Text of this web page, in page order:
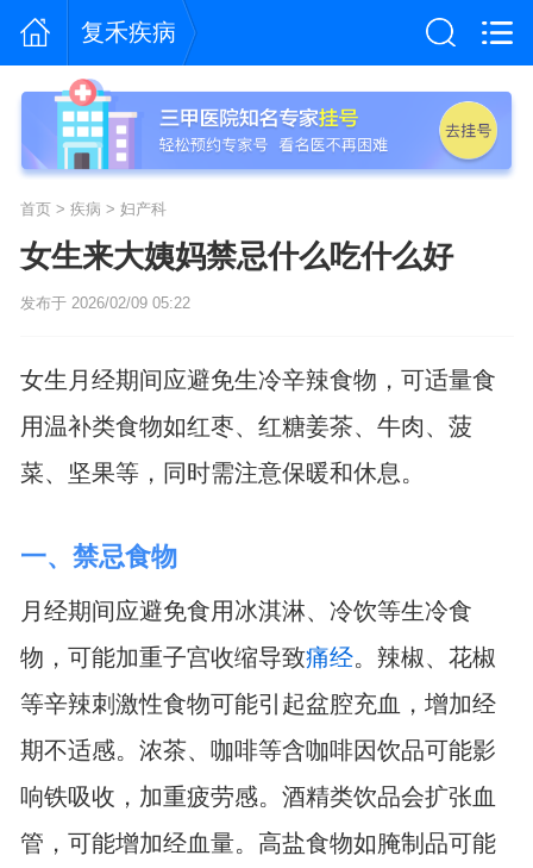
复禾疾病
首页> 疾病 > 妇产科
女生来大姨妈禁忌什么吃什么好
发布于 2026/02/09 05:22
女生月经期间应避免生冷辛辣食物，可适量食
用温补类食物如红枣、红糖姜茶、牛肉、菠
菜、坚果等，同时需注意保暖和休息。
一、禁忌食物
月经期间应避免食用冰淇淋、冷饮等生冷食
物，可能加重子宫收缩导致痛经。辣椒、花椒
等辛辣刺激性食物可能引起盆腔充血，增加经
期不适感。浓茶、咖啡等含咖啡因饮品可能影
响铁吸收，加重疲劳感。酒精类饮品会扩张血
管，可能增加经血量。高盐食物如腌制品可能